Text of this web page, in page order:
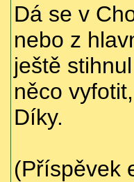
Dá se v
nebo z
ještě
něco
Díky.
(Příspěvek